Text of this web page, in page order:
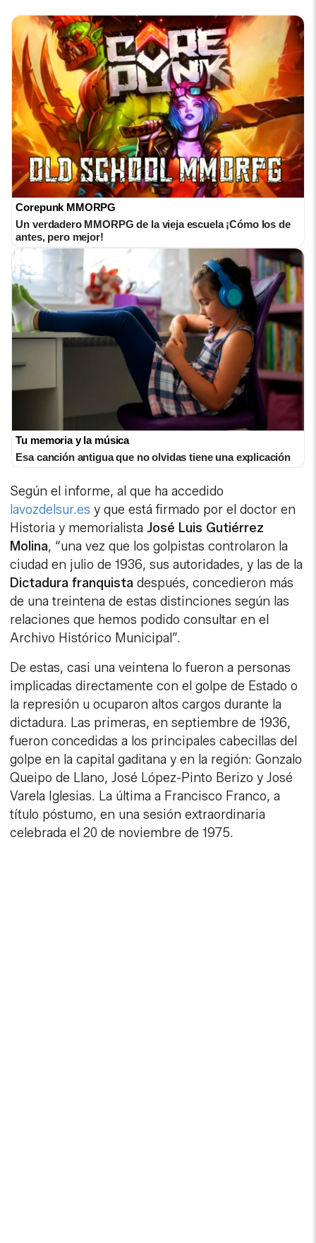
Corepunk MMORPG
Un verdadero MMORPG de la vieja escuela ¡Cómo los de
antes, pero mejor!
Tu memoria y la música
Esa canción antigua que no olvidas tiene una explicación
Según el informe, al que ha accedido
lavozdelsur.es y que está firmado por el doctor en
Historia y memorialista José Luis Gutiérrez
Molina, “una vez que los golpistas controlaron la
ciudad en julio de 1936, sus autoridades, y las de la
Dictadura franquista después, concedieron más
de una treintena de estas distinciones según las
relaciones que hemos podido consultar en el
Archivo Histórico Municipal”.
De estas, casi una veintena lo fueron a personas
implicadas directamente con el golpe de Estado o
la represión u ocuparon altos cargos durante la
dictadura. Las primeras, en septiembre de 1936,
fueron concedidas a los principales cabecillas del
golpe en la capital gaditana y en la región: Gonzalo
Queipo de Llano, José López-Pinto Berizo y José
Varela Iglesias. La última a Francisco Franco, a
título póstumo, en una sesión extraordinaria
celebrada el 20 de noviembre de 1975.